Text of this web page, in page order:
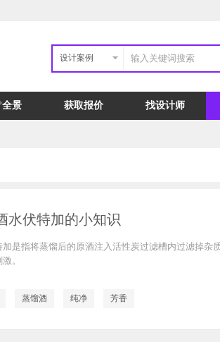
设计案例
全景 获取报价 找设计师
水伏特加的小知识
加是指将蒸馏后的原酒注入活性炭过滤槽内过滤掉杂
。
蒸馏酒 纯净 芳香